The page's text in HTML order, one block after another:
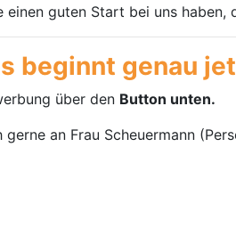
einen guten Start bei uns
beginnt genau
über den Button unten.
gerne an Frau Scheuermann